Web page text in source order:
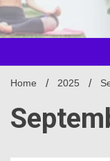
Home 2025